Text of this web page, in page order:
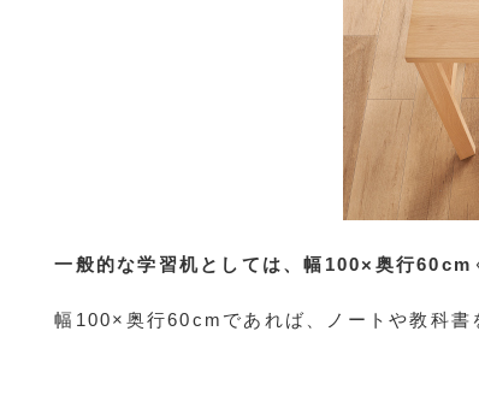
一般的な学習机としては、幅100×奥行60cm
幅100×奥行60cmであれば、ノートや教科書